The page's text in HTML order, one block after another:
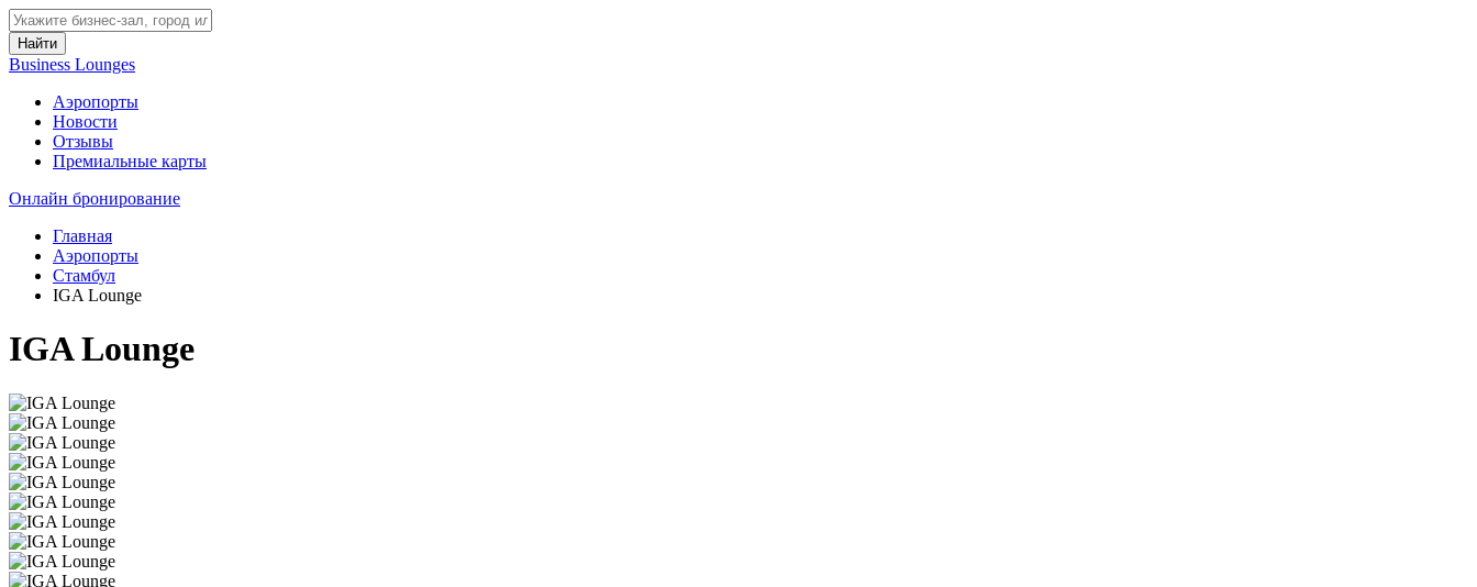
Найти
Business Lounges
Аэропорты
Новости
Отзывы
Премиальные карты
Онлайн бронирование
Главная
Аэропорты
Стамбул
IGA Lounge
IGA Lounge